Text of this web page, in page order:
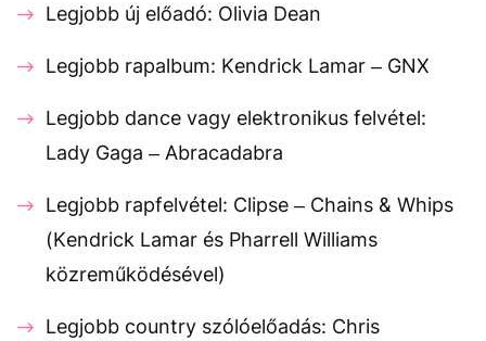
Legjobb új előadó: Olivia Dean
Legjobb rapalbum: Kendrick Lamar – GNX
Legjobb dance vagy elektronikus felvétel:
Lady Gaga – Abracadabra
Legjobb rapfelvétel: Clipse – Chains & Whips
(Kendrick Lamar és Pharrell Williams
közreműködésével)
Legjobb country szólóelőadás: Chris